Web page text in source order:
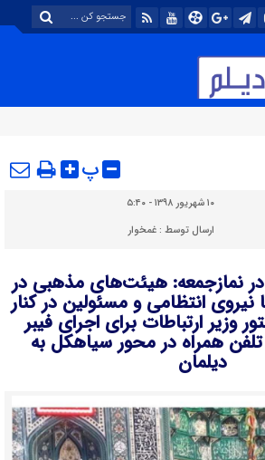
پ
۱۰ شهریور ۱۳۹۸ - ۵:۴۰
ارسال توسط :غمخوار
در نمازجمعه: هیئت‌های مذهبی در
نیروی انتظامی و مسئولین در کنار
وزیر ارتباطات برای اجرای فیبر
همراه در محور سیاهکل به
دیلمان